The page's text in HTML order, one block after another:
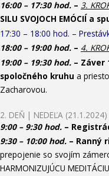
16:00 – 17:30 hod. – 3.
SILU SVOJOCH EMÓCIÍ a
17:30 – 18:00 hod. –
18:00 – 19:00 hod. – 4.
19:00 – 19:30 hod. – Záver
spoločného kruhu a
Zacharovou.
2. DEŇ | NEDEĽA (21.1.2024)
9:00 – 9:30 hod. –
9:30 – 10:00 hod. – Ranný
prepojenie so svojím
HARMONIZUJÚCU